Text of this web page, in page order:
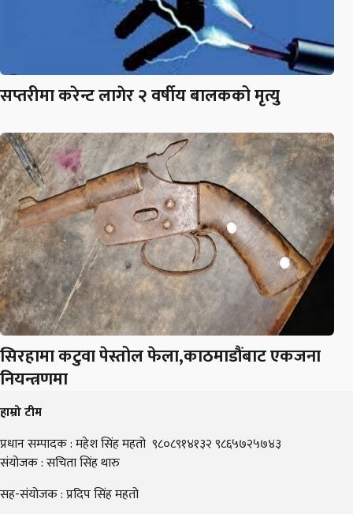
सप्तरीमा करेन्ट लागेर २ वर्षीय बालकको मृत्यु
सिरहामा कटुवा पेस्तोल फेला,काठमाडौंबाट एकजना
नियन्त्रणमा
हाम्रो टीम
प्रधान सम्पादक : महेश सिंह महतो ९८०८९१४१३२ ९८६५७२५७४३
संयोजक : सचिता सिंह थारु
सह-संयोजक : प्रदिप सिंह महतो